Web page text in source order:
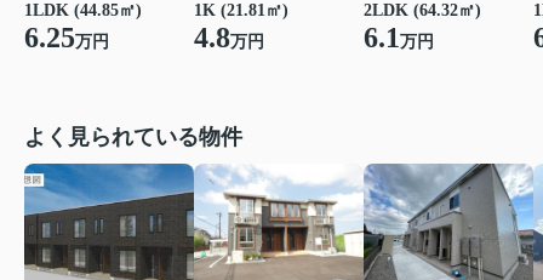
1LDK (44.85㎡)
6.25万円
1K (21.81㎡)
4.8万円
2LDK (64.32㎡)
6.1万円
よく見られている物件